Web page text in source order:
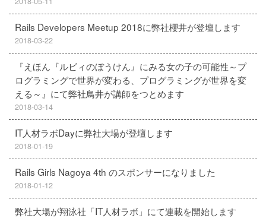
Rails Developers Meetup 2018に弊社櫻井が登壇します
2018-03-22
『えほん『ルビィのぼうけん』にみる女の子の可能性～プ
ログラミングで世界が変わる、プログラミングが世界を変
える～』にて弊社鳥井が講師をつとめます
2018-03-14
IT人材ラボDayに弊社大場が登壇します
2018-01-19
Rails Girls Nagoya 4th のスポンサーになりました
2018-01-12
弊社大場が翔泳社「IT人材ラボ」にて連載を開始します